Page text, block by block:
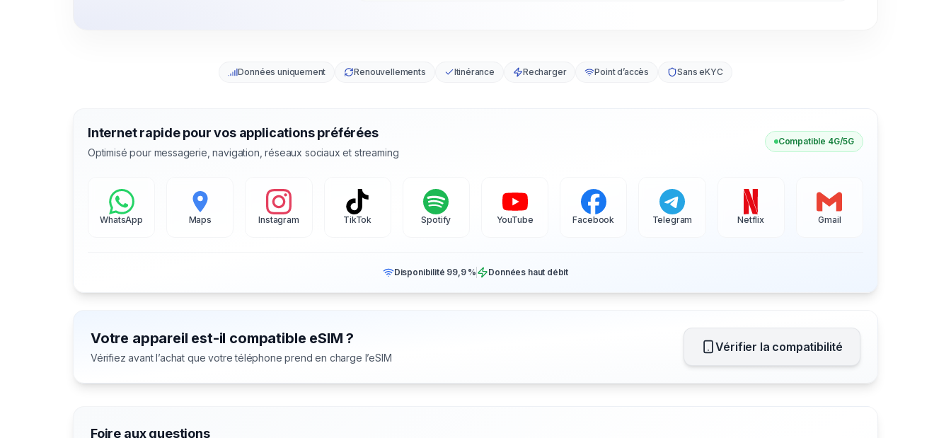
Données uniquement Renouvellements Itinérance Recharger Point d’accès Sans eKYC
Internet rapide pour vos applications préférées
Optimisé pour messagerie, navigation, réseaux sociaux et streaming
Compatible 4G/5G
WhatsApp Maps Instagram TikTok Spotify YouTube Facebook Telegram Netflix Gmail
Disponibilité 99,9 % Données haut débit
Votre appareil est-il compatible eSIM ?
Vérifiez avant l’achat que votre téléphone prend en charge l’eSIM
Vérifier la compatibilité
Foire aux questions